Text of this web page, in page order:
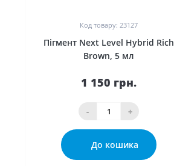
Код товару: 23127
Пігмент Next Level Hybrid Rich
Brown, 5 мл
1 150 грн.
- +
До кошика